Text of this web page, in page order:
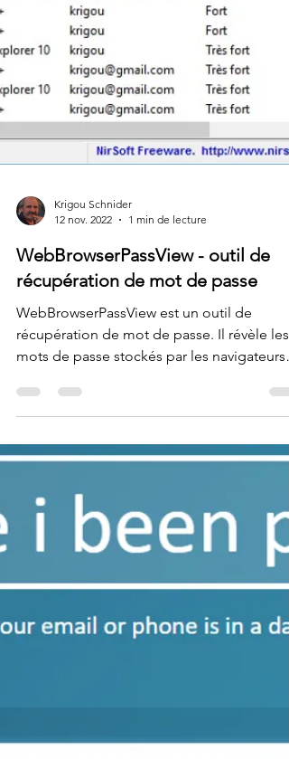
Krigou Schnider
WebBrowserPassView est un outil de
mots de passe stockés par les navigateurs
Web suivants :...